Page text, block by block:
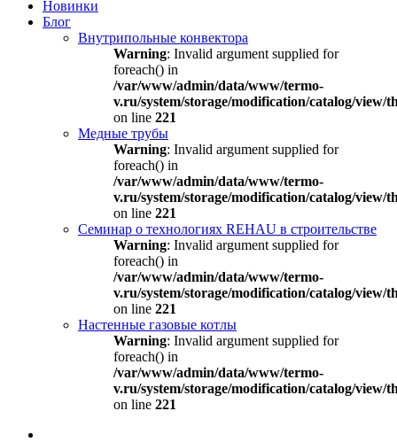
Новинки
Блог
Внутрипольные конвектора
Warning: Invalid argument supplied for
foreach() in
/var/www/admin/data/www/termo-
v.ru/system/storage/modification/catalog/view/
on line 221
Медные трубы
Warning: Invalid argument supplied for
foreach() in
/var/www/admin/data/www/termo-
v.ru/system/storage/modification/catalog/view/
on line 221
Семинар о технологиях REHAU в строительстве
Warning: Invalid argument supplied for
foreach() in
/var/www/admin/data/www/termo-
v.ru/system/storage/modification/catalog/view/
on line 221
Настенные газовые котлы
Warning: Invalid argument supplied for
foreach() in
/var/www/admin/data/www/termo-
v.ru/system/storage/modification/catalog/view/
on line 221